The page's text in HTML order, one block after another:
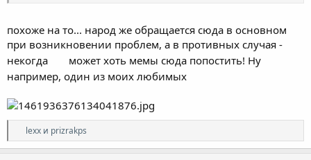
похоже на то... народ же обращается сюда в основном
при возникновении проблем, а в противных случая -
некогда
может хоть мемы сюда попостить! Ну
например, один из моих любимых
Р
е
а
lexx и prizrakps